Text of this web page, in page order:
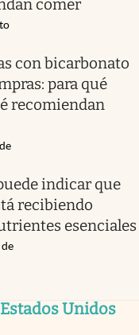
comer
con bicarbonato
para qué
recomiendan
indicar que
recibiendo
esenciales
Unidos